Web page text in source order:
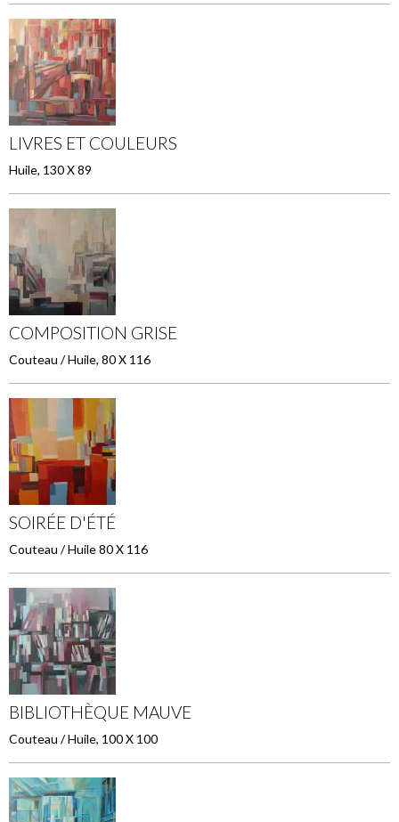
LIVRES ET COULEURS
Huile, 130 X 89
COMPOSITION GRISE
Couteau / Huile, 80 X 116
SOIRÉE D'ÉTÉ
Couteau / Huile 80 X 116
BIBLIOTHÈQUE MAUVE
Couteau / Huile, 100 X 100